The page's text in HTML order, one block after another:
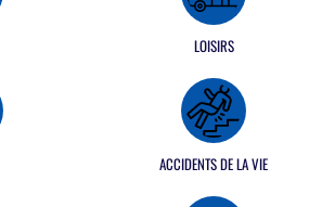
LOISIRS
ACCIDENTS DE LA VIE